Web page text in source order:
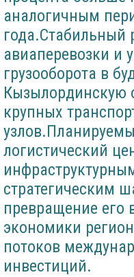
аналогичным
года.Стабильный
авиаперевозки и
грузооборота в
Кызылординскую
крупных
логистический
стратегическим
превращение его
экономики
потоков
инвестиций.